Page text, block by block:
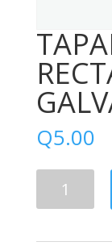
Q5.00
RECTANGULAR